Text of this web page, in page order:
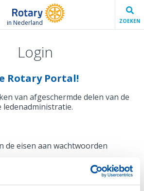
in Nederland ZOEKEN
Login
Rotary Portal!
van afgeschermde delen van de
ledenadministratie.
de eisen aan wachtwoorden
niet voldoen, krijg je bij het
een melding en de mogelijkheid
in te stellen.